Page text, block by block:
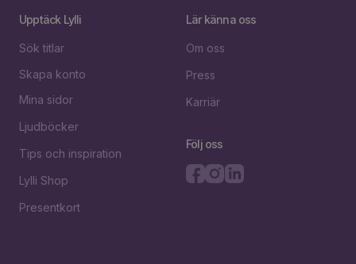
Upptäck Lylli
Sök titlar
Skapa konto
Mina sidor
Ljudböcker
Tips och inspiration
Lylli Shop
Presentkort
Lär känna oss
Om oss
Press
Karriär
Följ oss